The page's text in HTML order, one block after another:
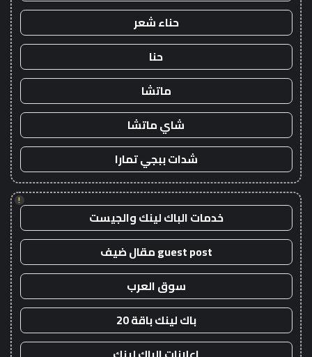
حناء شعر
حنا
ماتشا
شاي ماتشا
شدات ببجي تمارا
!
خدمات الباك لينك والجيست
guest post مقال ضيف
سوق العرب
باك لينك باقة 20